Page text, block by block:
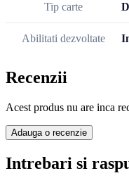
Tip carte
Abilitati dezvoltate
Recenzii
Acest produs nu are inca
Adauga o recenzie
Intrebari si